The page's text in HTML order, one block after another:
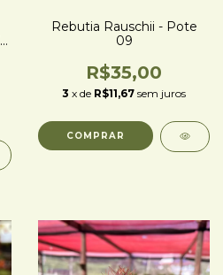
Rebutia Rauschii - Pote
09
R$35,00
3 x de R$11,67 sem juros